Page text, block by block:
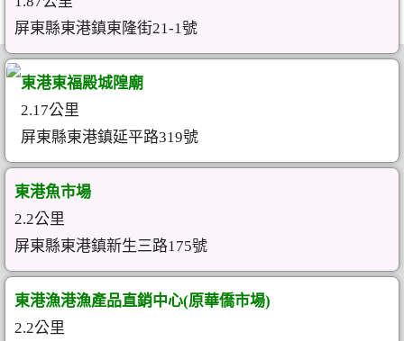
屏東縣東港鎮東隆街21-1號
東港東福殿城隍廟
2.17公里
屏東縣東港鎮延平路319號
東港魚市場
2.2公里
屏東縣東港鎮新生三路175號
東港漁港漁產品直銷中心(原華僑市場)
2.2公里